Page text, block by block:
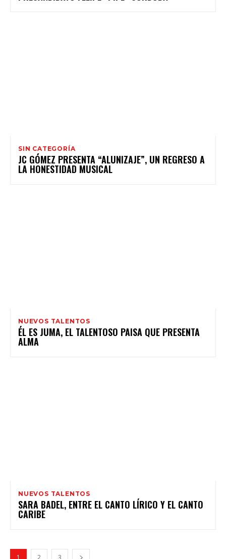
SIN CATEGORÍA
JC GÓMEZ PRESENTA “ALUNIZAJE”, UN REGRESO A
LA HONESTIDAD MUSICAL
NUEVOS TALENTOS
ÉL ES JUMA, EL TALENTOSO PAISA QUE PRESENTA
ALMA
NUEVOS TALENTOS
SARA BADEL, ENTRE EL CANTO LÍRICO Y EL CANTO
CARIBE
1 2 3